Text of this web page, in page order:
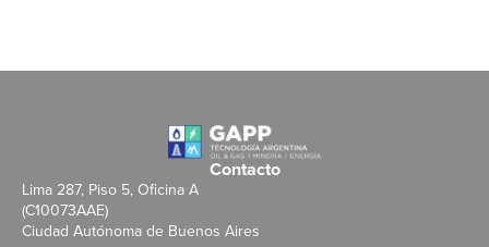
Contacto
Lima 287, Piso 5, Oficina A
(C10073AAE)
Ciudad Autónoma de Buenos Aires